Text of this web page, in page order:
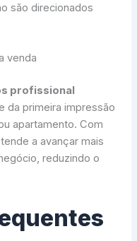
são direcionados
venda
profissional
da primeira impressão
apartamento. Com
a avançar mais
reduzindo o